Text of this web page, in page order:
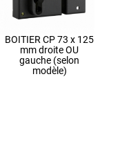
BOITIER CP 73 x 125
mm droite OU
gauche (selon
modèle)